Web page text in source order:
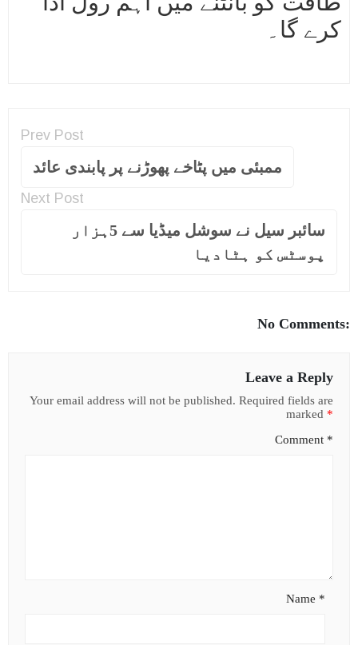
کرے گا۔
Prev Post
ممبئی میں پٹاخے پھوڑنے پر پابندی عائد
Next Post
سائبر سیل نے سوشل میڈیا سے 5ہزار
پوسٹس کو ہٹادیا
No Comments:
Leave a Reply
Your email address will not be published. Required fields are
marked *
Comment *
Name *